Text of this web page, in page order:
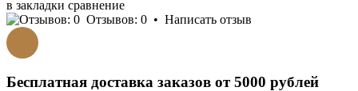
в закладки сравнение
Отзывов: 0 • Написать отзыв
Бесплатная доставка заказов от 5000 рублей